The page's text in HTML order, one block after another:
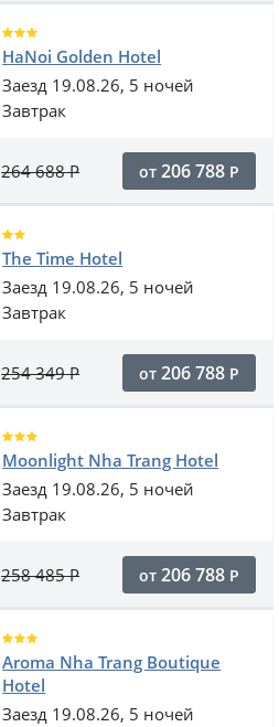
HaNoi Golden Hotel
Заезд 19.08.26, 5 ночей
Завтрак
264 688Р от 206 788 Р
The Time Hotel
Заезд 19.08.26, 5 ночей
Завтрак
254 349Р от 206 788 Р
Moonlight Nha Trang Hotel
Заезд 19.08.26, 5 ночей
Завтрак
258 485Р от 206 788 Р
Aroma Nha Trang Boutique
Hotel
Заезд 19.08.26, 5 ночей